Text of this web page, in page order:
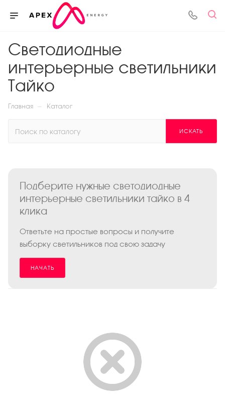
Светодиодные
интерьерные светильники
Тайко
Главная — Каталог
ИСКАТЬ
Подберите нужные светодиодные
интерьерные светильники тайко в 4
клика
Ответьте на простые вопросы и получите
выборку светильников под свою задачу
НАЧАТЬ